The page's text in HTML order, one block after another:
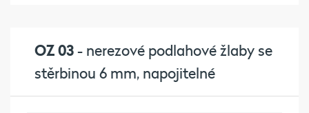
OZ 03- nerezové podlahové žlaby se
stěrbinou 6 mm, napojitelné